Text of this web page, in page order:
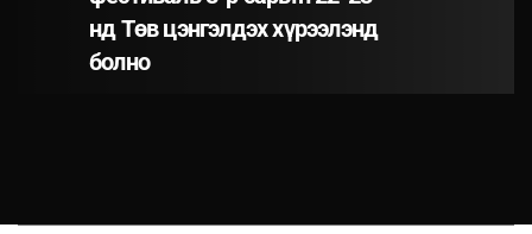
нд Төв цэнгэлдэх хүрээлэнд
болно